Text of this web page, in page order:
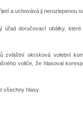
a uchovává ji nerozlepenou
úřad doručovací obálky,
zvláštní okrsková volební
voliče, že hlasoval
všechny hlasy.